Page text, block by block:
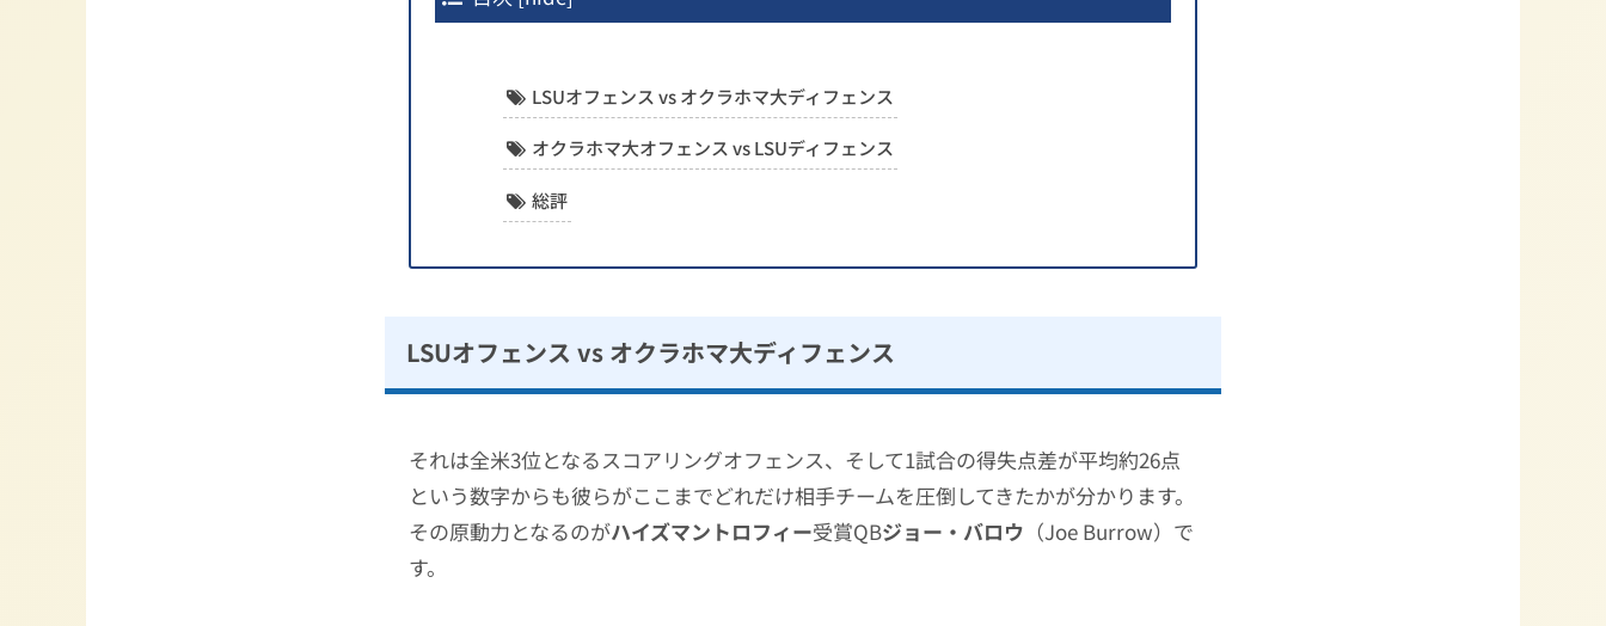
LSUオフェンス vs オクラホマ大ディフェンス
オクラホマ大オフェンス vs LSUディフェンス
総評
LSUオフェンス vs オクラホマ大ディフェンス
それは全米3位となるスコアリングオフェンス、そして1試合の得失点差が平均約26点
という数字からも彼らがここまでどれだけ相手チームを圧倒してきたかが分かります。
その原動力となるのがハイズマントロフィー受賞QBジョー・バロウ （Joe Burrow）で
す。